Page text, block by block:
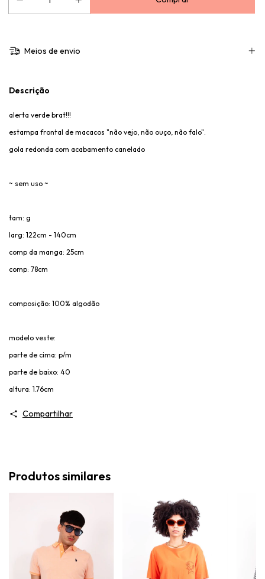
Meios de envio
Descrição
alerta verde brat!!!
estampa frontal de macacos "não vejo, não ouço, não falo".
gola redonda com acabamento canelado
~ sem uso ~
tam: g
larg: 122cm - 140cm
comp da manga: 25cm
comp: 78cm
composição: 100% algodão
modelo veste:
parte de cima: p/m
parte de baixo: 40
altura: 1.76cm
Compartilhar
Produtos similares